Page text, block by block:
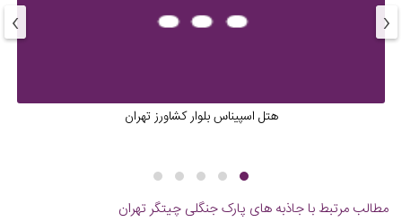
هتل اسپیناس بلوار کشاورز تهران
‹
›
مطالب مرتبط با جاذبه های پارک جنگلی چیتگر تهران